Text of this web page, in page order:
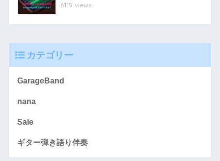
6119 views
カテゴリー
GarageBand
nana
Sale
ギター弾き語り伴奏